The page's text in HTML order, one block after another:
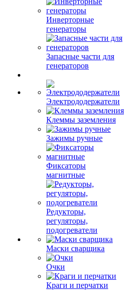
Инверторные
генераторы
Запасные части для
генераторов
Электрододержатели
Клеммы заземления
Зажимы ручные
Фиксаторы
магнитные
Редукторы,
регуляторы,
подогреватели
Маски сварщика
Очки
Краги и перчатки